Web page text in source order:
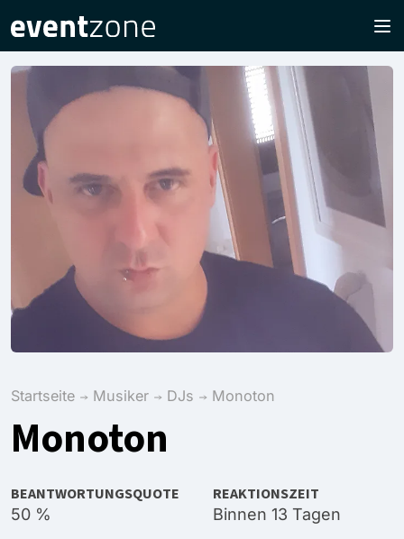
Startseite Musiker DJs Monoton
Monoton
BEANTWORTUNGSQUOTE
50 %
REAKTIONSZEIT
Binnen 13 Tagen